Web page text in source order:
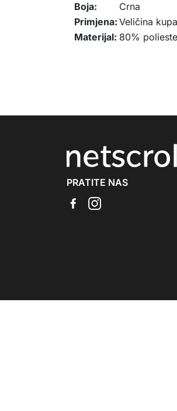
Boja:
Crna
Primjena: Veličina
Materijal: 80%
PRATITE NAS